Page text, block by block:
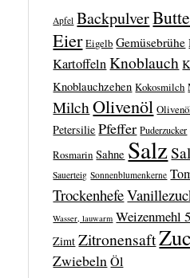
Apfel Backpulver
Eier Eigelb Gemüsebrühe
Kartoffeln Knoblauch
Knoblauchzehen Kokosmilch
MilchOlivenöl
Petersilie Pfeffer Puderzucker
Rosmarin Sahne Salz
Sauerteig Sonnenblumenkerne
Trockenhefe
Wasser, lauwarm Weizenmehl
Zimt Zitronensaft
Zwiebeln Öl